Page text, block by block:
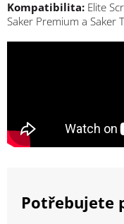
Kompatibilita: Elite
Saker Premium a Saker
Potřebujete